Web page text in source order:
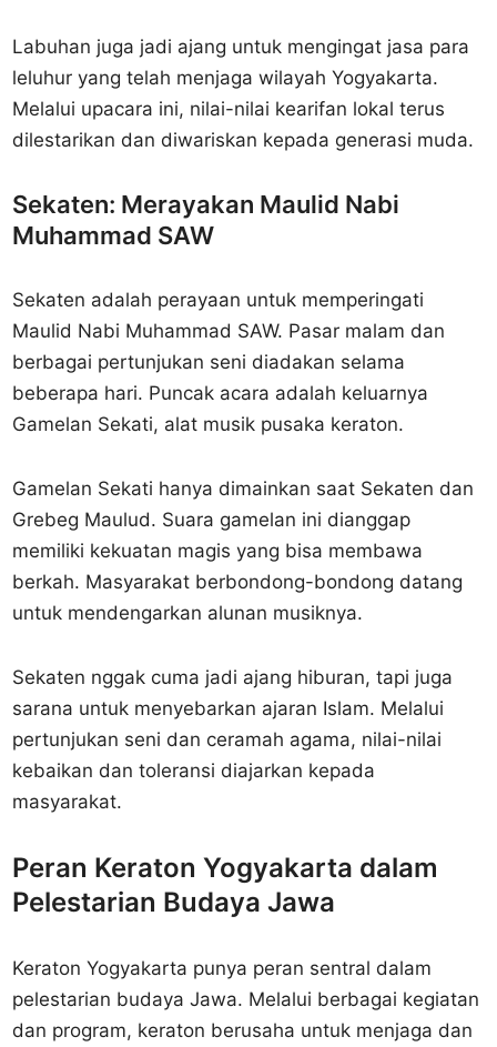
Labuhan juga jadi ajang untuk mengingat jasa para
leluhur yang telah menjaga wilayah Yogyakarta.
Melalui upacara ini, nilai-nilai kearifan lokal terus
dilestarikan dan diwariskan kepada generasi muda.
Sekaten: Merayakan Maulid Nabi
Muhammad SAW
Sekaten adalah perayaan untuk memperingati
Maulid Nabi Muhammad SAW. Pasar malam dan
berbagai pertunjukan seni diadakan selama
beberapa hari. Puncak acara adalah keluarnya
Gamelan Sekati, alat musik pusaka keraton.
Gamelan Sekati hanya dimainkan saat Sekaten dan
Grebeg Maulud. Suara gamelan ini dianggap
memiliki kekuatan magis yang bisa membawa
berkah. Masyarakat berbondong-bondong datang
untuk mendengarkan alunan musiknya.
Sekaten nggak cuma jadi ajang hiburan, tapi juga
sarana untuk menyebarkan ajaran Islam. Melalui
pertunjukan seni dan ceramah agama, nilai-nilai
kebaikan dan toleransi diajarkan kepada
masyarakat.
Peran Keraton Yogyakarta dalam
Pelestarian Budaya Jawa
Keraton Yogyakarta punya peran sentral dalam
pelestarian budaya Jawa. Melalui berbagai kegiatan
dan program, keraton berusaha untuk menjaga dan